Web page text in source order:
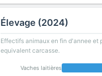
Élevage (2024)
Effectifs animaux en fin d'annee et
equivalent carcasse.
Vaches laitières